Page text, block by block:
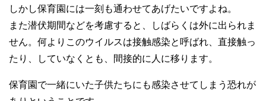
しかし保育園には一刻も通わせてあげたいですよね。
また潜伏期間などを考慮すると、しばらくは外に出られま
せん。何よりこのウイルスは接触感染と呼ばれ、直接触っ
たり、していなくとも、間接的に人に移ります。
保育園で一緒にいた子供たちにも感染させてしまう恐れが